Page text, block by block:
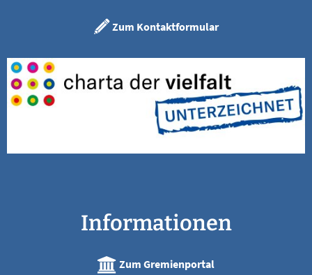
Zum Kontaktformular
Informationen
Zum Gremienportal